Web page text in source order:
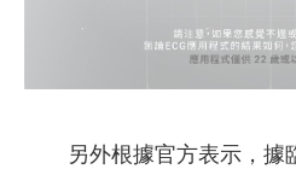
另外根據官方表示，據